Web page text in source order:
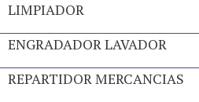
LIMPIADOR
ENGRADADOR LAVADOR
REPARTIDOR MERCANCIAS